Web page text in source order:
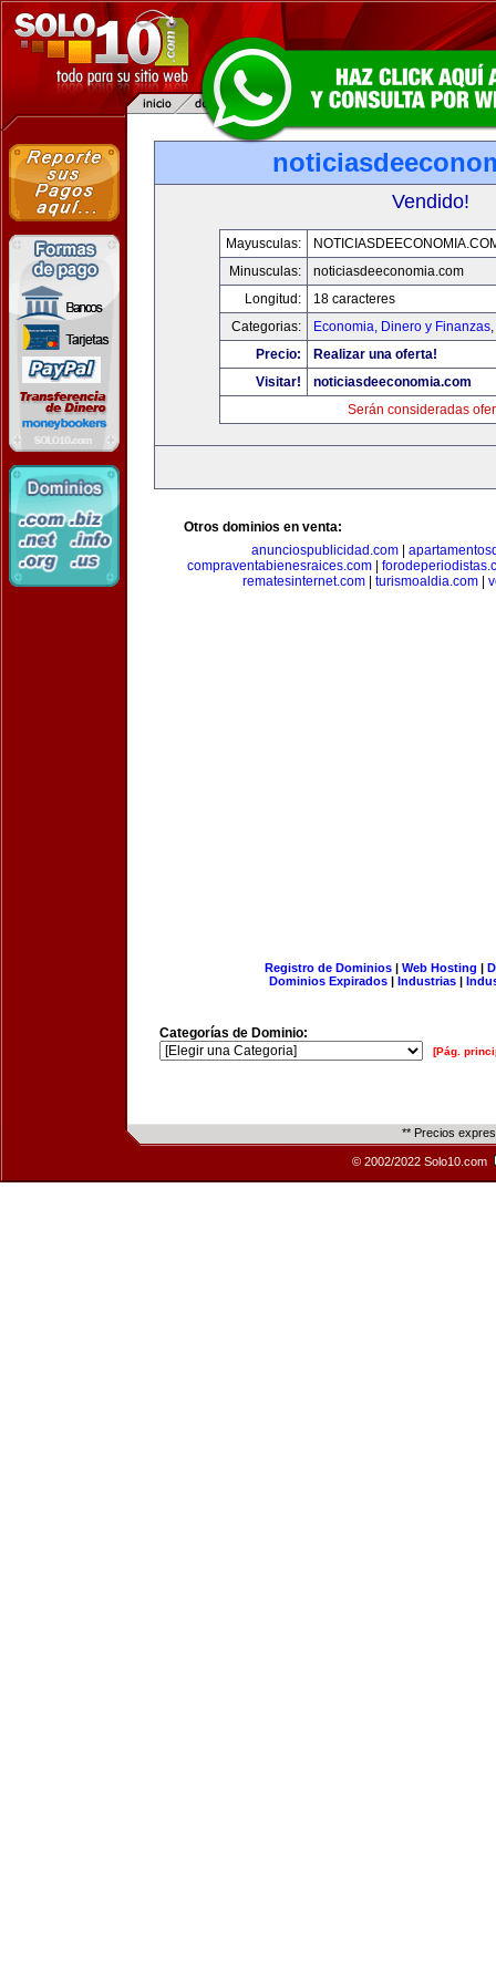
Vendido!
Mayusculas:
Minusculas:
noticiasdeeconomia.com
Longitud:
18 caracteres
Categorias:
Economia, Dinero y Finanzas,
Precio:
Realizar una oferta!
Visitar!
noticiasdeeconomia.com
Serán consideradas
Otros dominios en venta:
anunciospublicidad.com|
compraventabienesraices.com
rematesinternet.com| turismoaldia.com|
Registro de Dominios| Web Hosting |
Dominios Expirados | Industrias |
Categorías de Dominio:
[Pág.
** Precios
© 2002/2022 Solo10.com